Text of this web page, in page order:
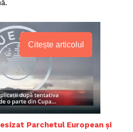
Citește articolul
Parchetul European și